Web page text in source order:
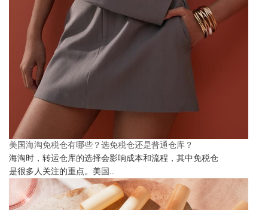
美国海淘免税仓有哪些？选免税仓还是普通仓库？
海淘时，转运仓库的选择会影响成本和流程，其中免税仓
是很多人关注的重点。美国..